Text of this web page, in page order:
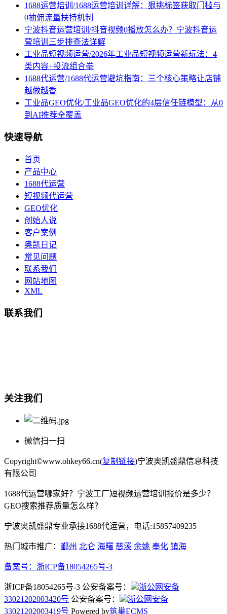
1688运营培训/1688运营培训详解：狠挑标签获取门槛与
0抽佣流量扶持机制
宁波抖音运营培训/抖音视频0播放怎么办？宁波抖音运
营培训三步排查法详解
工业品短视频运营/2026年工业品短视频运营新玩法：4
类内容+投流组合拳
1688代运营/1688代运营避坑指南：三个核心策略让店铺
越做越香
工业品GEO优化/工业品GEO优化的4层信任链模型：从0
到AI推荐全覆盖
快速导航
首页
产品中心
1688代运营
短视频代运营
GEO优化
创始人说
客户案例
奥凯日记
常见问题
联系我们
网站地图
XML
联系我们
关注我们
微信扫一扫
Copyright©www.ohkey66.cn(复制链接)宁波奥凯盛鼎信息科技
有限公司
1688代运营哪家好？宁波工厂短视频运营培训报价是多少？
GEO搜索推荐质量怎么样？
宁波奥凯盛鼎专业承接1688代运营，电话:15857409235
热门城市推广： 鄞州 北仑 海曙 慈溪 余姚 奉化 镇海
备案号： 浙ICP备18054265号-3
浙ICP备18054265号-3 公安备案号：
浙公网安备
33021202003420号 公安备案号：
浙公网安备
33021202003419号 Powered by筑巢ECMS